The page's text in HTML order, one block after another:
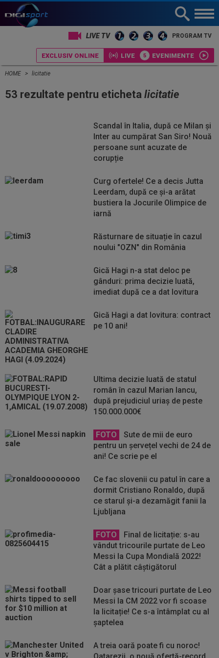
LIVE TV PROGRAM TV
EXCLUSIV ONLINE LIVE EVENIMENTE
HOME licitatie
53 rezultate pentru eticheta licitatie
Scandal în Italia, după ce Milan și
Inter au cumpărat San Siro! Nouă
persoane sunt acuzate de
corupție
Curg ofertele! Ce a decis Jutta
Leerdam, după ce și-a arătat
bustiera la Jocurile Olimpice de
iarnă
Răsturnare de situație în cazul
noului "OZN" din România
Gică Hagi n-a stat deloc pe
gânduri: prima decizie luată,
imediat după ce a dat lovitura
Gică Hagi a dat lovitura: contract
pe 10 ani!
Ultima decizie luată de statul
român în cazul Marian Iancu,
după prejudiciul uriaș de peste
150.000.000€
FOTO
Sute de mii de euro
pentru un șervețel vechi de 24 de
ani! Ce scrie pe el
Ce fac slovenii cu patul în care a
dormit Cristiano Ronaldo, după
ce starul și-a dezamăgit fanii la
Ljubljana
FOTO
Final de licitație: s-au
vândut tricourile purtate de Leo
Messi la Cupa Mondială 2022!
Cât a plătit câștigătorul
Doar șase tricouri purtate de Leo
Messi la CM 2022 vor fi scoase
la licitație! Ce s-a întâmplat cu al
șaptelea
A treia oară poate fi cu noroc!